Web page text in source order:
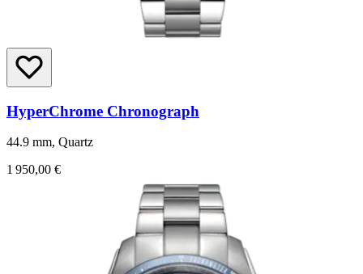
HyperChrome Chronograph
44.9 mm, Quartz
1 950,00 €